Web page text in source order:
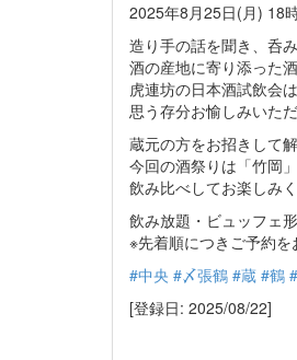
2025年8月25日(月) 18
造り手の話を聞き、呑み
酒の産地に寄り添った
虎連坊の日本酒試飲会
思う存分お愉しみいただ
蔵元の方をお招きして
今回の酒祭りは「竹岡
飲み比べしてお楽しみく
飲み放題・ビュッフェ
※先着順につきご予約
#中央 #〆張鶴 #蔵 #鶴
[登録日: 2025/08/22]